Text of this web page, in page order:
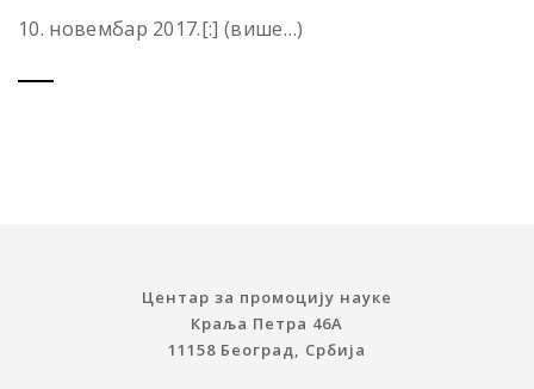
10. новембар 2017.[:] (више…)
Центар за промоцију науке
Краља Петра 46A
11158 Београд, Србија